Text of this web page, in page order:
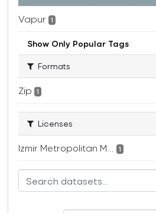
Vapur 1
Show Only Popular Tags
Formats
Zip 1
Licenses
Izmir Metropolitan M... 1